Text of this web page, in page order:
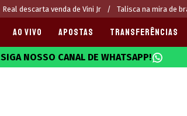
Real descarta venda de Vini Jr Talisca na mira de
AO VIVO APOSTAS TRANSFERÊNCIAS
SIGA NOSSO CANAL DE WHATSAPP!